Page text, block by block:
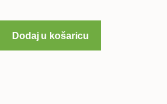
telefon
Dodaj u košaricu